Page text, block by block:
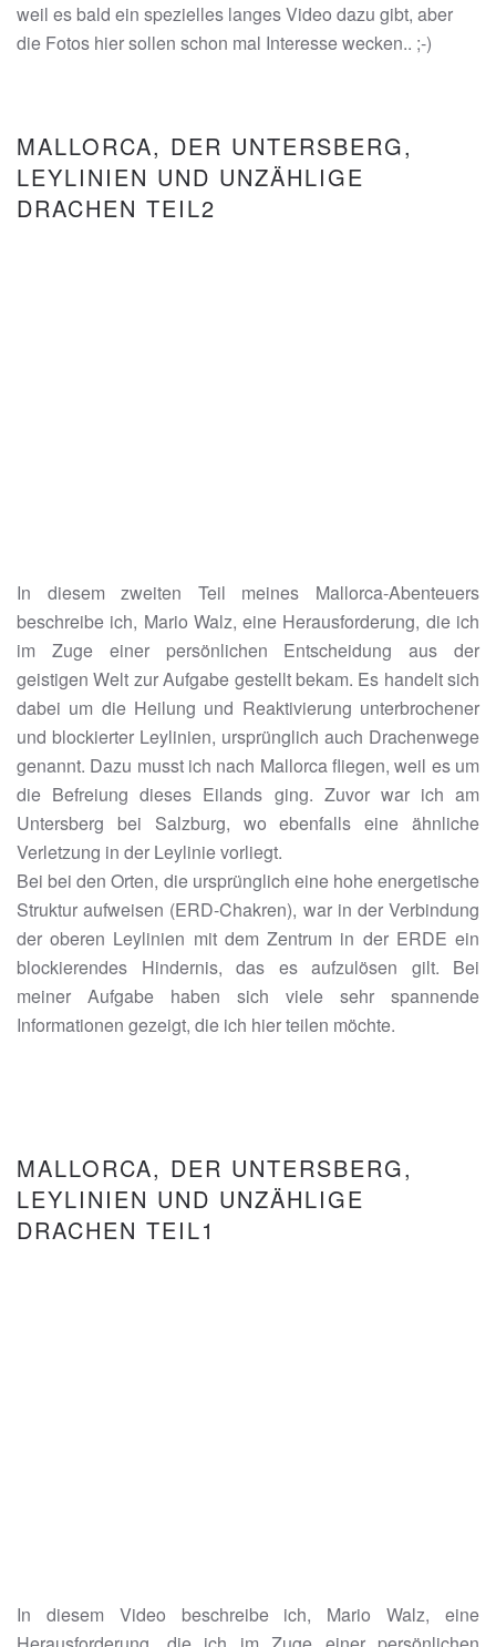
weil es bald ein spezielles langes Video dazu gibt, aber
die Fotos hier sollen schon mal Interesse wecken.. ;-)
MALLORCA, DER UNTERSBERG,
LEYLINIEN UND UNZÄHLIGE
DRACHEN TEIL2
In diesem zweiten Teil meines Mallorca-Abenteuers
beschreibe ich, Mario Walz, eine Herausforderung, die ich
im Zuge einer persönlichen Entscheidung aus der
geistigen Welt zur Aufgabe gestellt bekam. Es handelt sich
dabei um die Heilung und Reaktivierung unterbrochener
und blockierter Leylinien, ursprünglich auch Drachenwege
genannt. Dazu musst ich nach Mallorca fliegen, weil es um
die Befreiung dieses Eilands ging. Zuvor war ich am
Untersberg bei Salzburg, wo ebenfalls eine ähnliche
Verletzung in der Leylinie vorliegt.
Bei bei den Orten, die ursprünglich eine hohe energetische
Struktur aufweisen (ERD-Chakren), war in der Verbindung
der oberen Leylinien mit dem Zentrum in der ERDE ein
blockierendes Hindernis, das es aufzulösen gilt. Bei
meiner Aufgabe haben sich viele sehr spannende
Informationen gezeigt, die ich hier teilen möchte.
MALLORCA, DER UNTERSBERG,
LEYLINIEN UND UNZÄHLIGE
DRACHEN TEIL1
In diesem Video beschreibe ich, Mario Walz, eine